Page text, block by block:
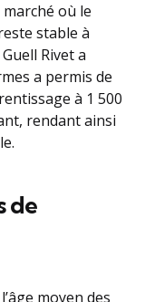
où le
stable à
Rivet a
a permis de
à 1 500
rendant ainsi
de
moyen des